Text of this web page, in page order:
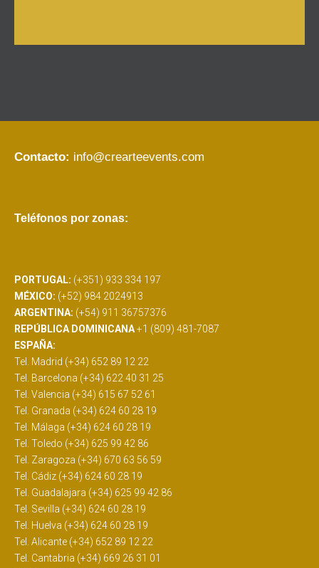
Contacto: info@crearteevents.com
Teléfonos por zonas:
PORTUGAL: (+351) 933 334 197
MÉXICO: (+52) 984 2024913
ARGENTINA: (+54) 911 36757376
REPÚBLICA DOMINICANA+1 (809) 481-7087
ESPAÑA:
Tel. Madrid (+34) 652 89 12 22
Tel. Barcelona (+34) 622 40 31 25
Tel. Valencia (+34) 615 67 52 61
Tel. Granada (+34) 624 60 28 19
Tel. Málaga (+34) 624 60 28 19
Tel. Toledo (+34) 625 99 42 86
Tel. Zaragoza (+34) 670 63 56 59
Tel. Cádiz (+34) 624 60 28 19
Tel. Guadalajara (+34) 625 99 42 86
Tel. Sevilla (+34) 624 60 28 19
Tel. Huelva (+34) 624 60 28 19
Tel. Alicante (+34) 652 89 12 22
Tel. Cantabria (+34) 669 26 31 01